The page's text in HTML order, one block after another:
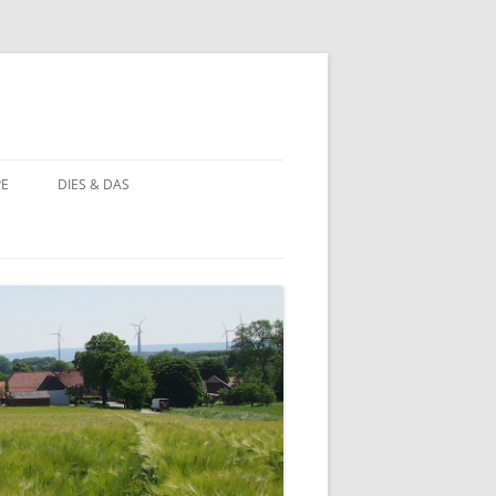
DIES & DAS
NATUR ERLEBEN
UNWETTER IN HOHEHAUS